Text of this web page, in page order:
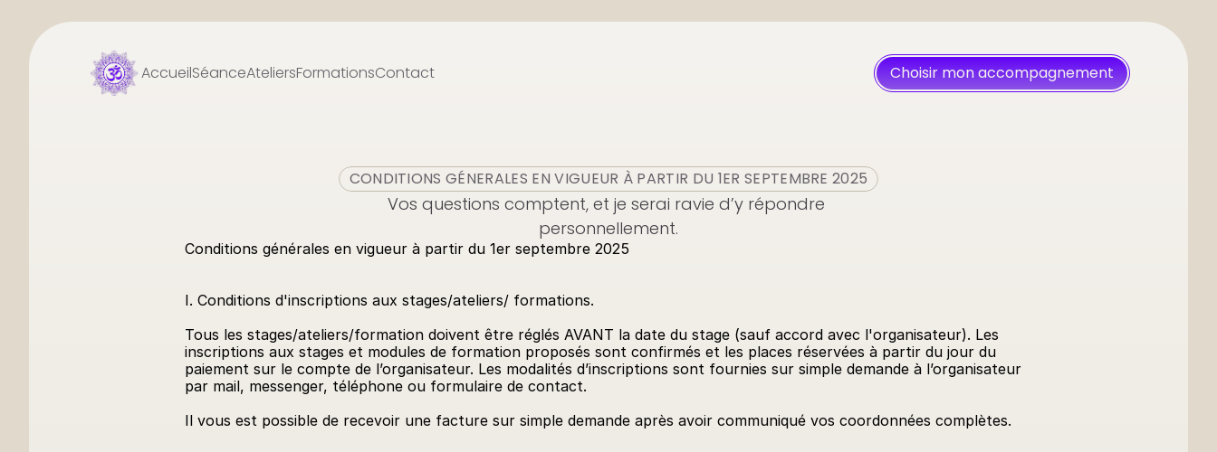
AccueilSéanceAteliersFormationsContact Choisir mon accompagnement
CONDITIONS GÉNERALES EN VIGUEUR À PARTIR DU 1ER SEPTEMBRE 2025
Vos questions comptent, et je serai ravie d’y répondre
personnellement.
Conditions générales en vigueur à partir du 1er septembre 2025
I. Conditions d'inscriptions aux stages/ateliers/ formations.
Tous les stages/ateliers/formation doivent être réglés AVANT la date du stage (sauf accord avec l'organisateur). Les
inscriptions aux stages et modules de formation proposés sont confirmés et les places réservées à partir du jour du
paiement sur le compte de l’organisateur. Les modalités d’inscriptions sont fournies sur simple demande à l’organisateur
par mail, messenger, téléphone ou formulaire de contact.
Il vous est possible de recevoir une facture sur simple demande après avoir communiqué vos coordonnées complètes.